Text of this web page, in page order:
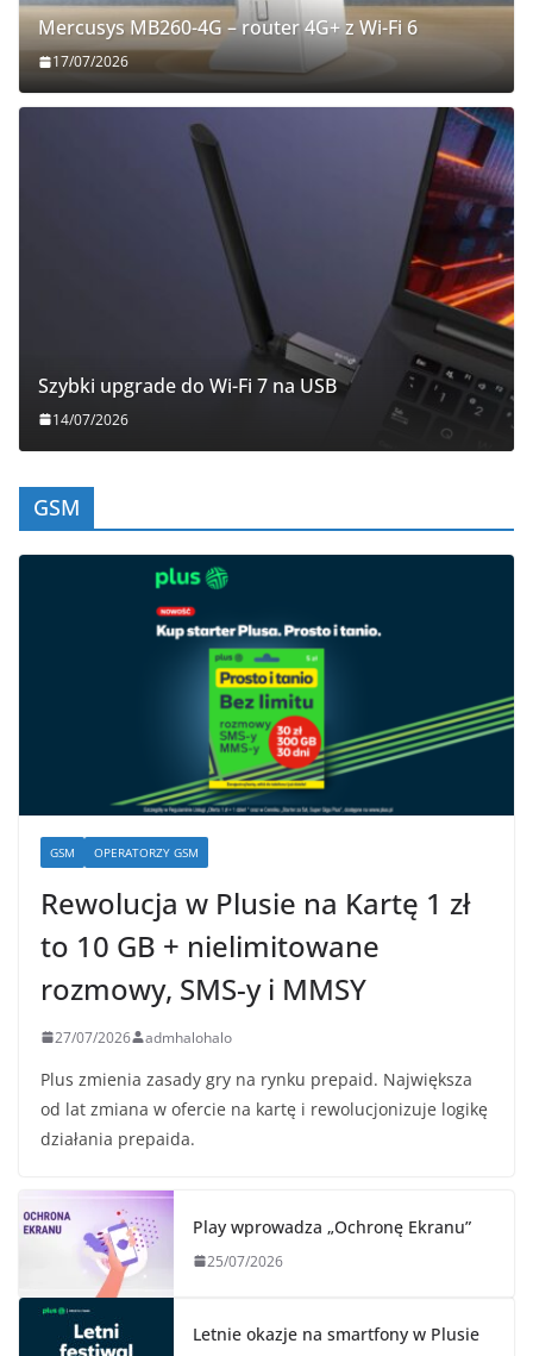
Mercusys MB260-4G – router 4G+ z Wi-Fi 6
17/07/2026
Szybki upgrade do Wi-Fi 7 na USB
14/07/2026
GSM
GSM OPERATORZY GSM
Rewolucja w Plusie na Kartę 1 zł
to 10 GB + nielimitowane
rozmowy, SMS-y i MMSY
27/07/2026 admhalohalo
Plus zmienia zasady gry na rynku prepaid. Największa
od lat zmiana w ofercie na kartę i rewolucjonizuje logikę
działania prepaida.
Play wprowadza „Ochronę Ekranu”
25/07/2026
Letnie okazje na smartfony w Plusie